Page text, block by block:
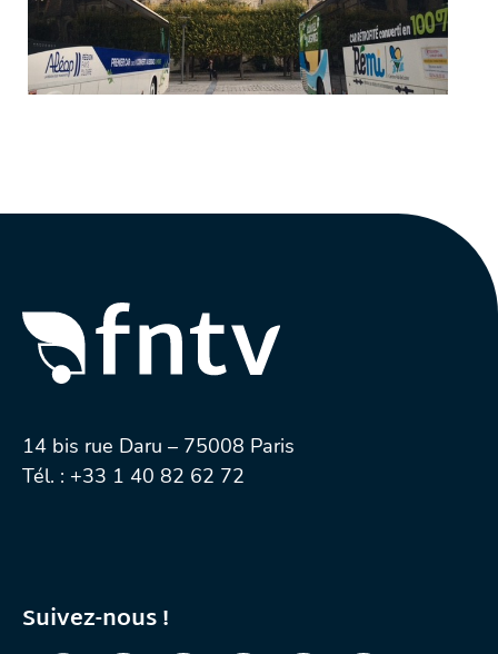
14 bis rue Daru – 75008 Paris
Tél. : +33 1 40 82 62 72
Suivez-nous !